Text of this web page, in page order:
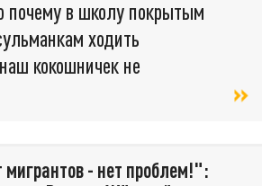
почему в школу покрытым
ходить
кокошничек не
мигрантов - нет проблем!":